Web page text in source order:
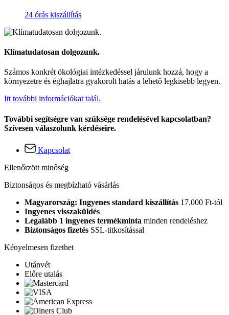
24 órás kiszállítás
Klímatudatosan dolgozunk.
Számos konkrét ökológiai intézkedéssel járulunk hozzá, hogy a
környezetre és éghajlatra gyakorolt hatás a lehető legkisebb legyen.
Itt további információkat talál.
További segítségre van szüksége rendelésével kapcsolatban?
Szívesen válaszolunk kérdéseire.
Kapcsolat
Ellenőrzött minőség
Biztonságos és megbízható vásárlás
Magyarország: Ingyenes standard kiszállítás 17.000 Ft-tól
Ingyenes visszaküldés
Legalább 1 ingyenes termékminta minden rendeléshez
Biztonságos fizetés SSL-titkosítással
Kényelmesen fizethet
Utánvét
Előre utalás